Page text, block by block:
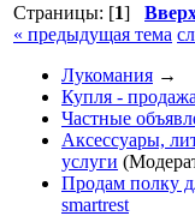
Страницы: [1]
« предыдущая тема
Лукомания →
Купля - продажа
Частные
Аксессуары,
услуги
Продам полку
smartrest